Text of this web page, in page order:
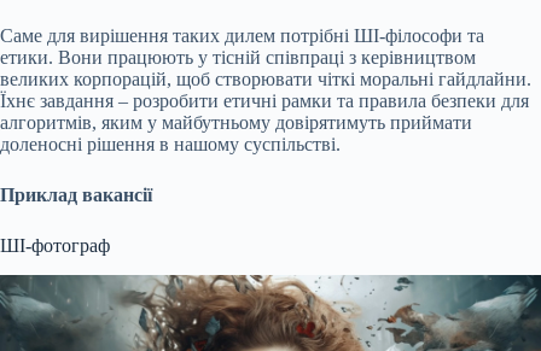
Саме для вирішення таких дилем потрібні ШІ-філософи та
етики. Вони працюють у тісній співпраці з керівництвом
великих корпорацій, щоб створювати чіткі моральні гайдлайни.
Їхнє завдання – розробити етичні рамки та правила безпеки для
алгоритмів, яким у майбутньому довірятимуть приймати
доленосні рішення в нашому суспільстві.
Приклад вакансії
ШІ-фотограф